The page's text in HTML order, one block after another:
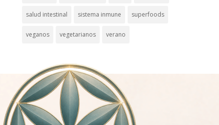
salud intestinal sistema inmune superfoods
veganos vegetarianos verano